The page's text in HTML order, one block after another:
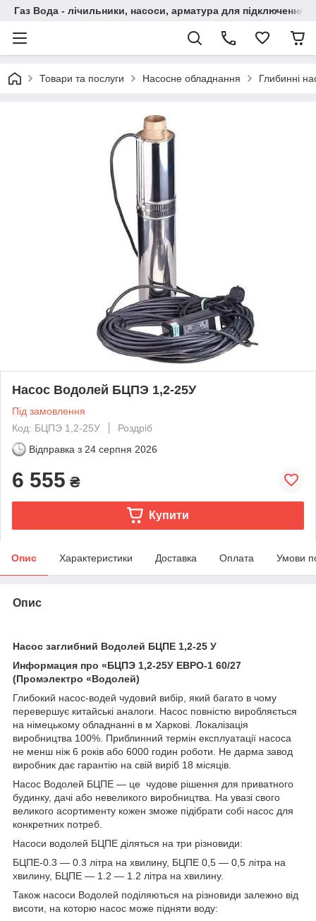
Газ Вода - лічильники, насоси, арматура для підключення,
Товари та послуги Насосне обладнання Глибинні
Насос Водолей БЦПЭ 1,2-25У
Під замовлення
Код: БЦПЭ 1,2-25У
Роздріб
Відправка з 24 серпня 2026
6 555 ₴
Купити
Опис Характеристики Доставка Оплата Умови
Опис
Насос заглибний Водолей БЦПЕ 1,2-25 У
Информация про «БЦПЭ 1,2-25У ЕВРО-1 60/27
(Промэлектро «Водолей)
Глибокий насос-водей чудовий вибір, який багато в чому
перевершує китайські аналоги. Насос повністю виробляється
на німецькому обладнанні в м Харкові. Локалізація
виробництва 100%. Приблинний термін експлуатації насоса
не менш ніж 6 років або 6000 годин роботи. Не дарма завод
виробник дає гарантію на свій виріб 18 місяців.
Насос Водолей БЦПЕ — це чудове рішення для приватного
будинку, дачі або невеликого виробництва. На увазі свого
великого асортименту кожен зможе підібрати собі насос для
конкретних потреб.
Насоси водолей БЦПЕ діляться на три різновиди:
БЦПЕ-0.3 ― 0.3 літра на хвилину, БЦПЕ 0,5 — 0,5 літра на
хвилину, БЦПЕ — 1.2 — 1.2 літра на хвилину.
Також насоси Водолей поділяються на різновиди залежно від
висоти, на которю насос може підняти воду: